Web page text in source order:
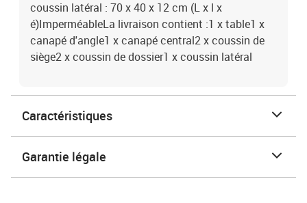
coussin latéral : 70 x 40 x 12 cm (L x l x
é)ImperméableLa livraison contient :1 x table1 x
canapé d'angle1 x canapé central2 x coussin de
siège2 x coussin de dossier1 x coussin latéral
Caractéristiques
Garantie légale